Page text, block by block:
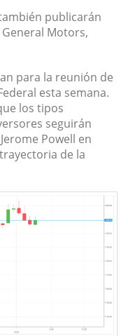
publicarán
Motors,
para la reunión de
esta semana.
los tipos
seguirán
Powell en
de la